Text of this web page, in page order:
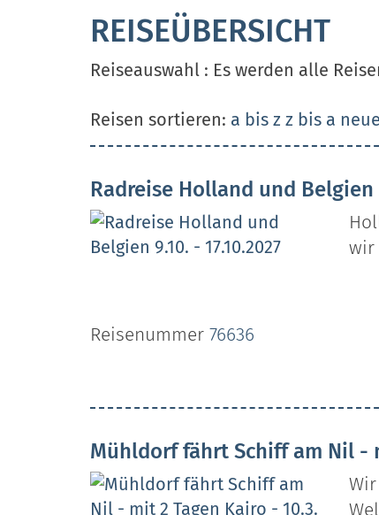
REISEÜBERSICHT
Reiseauswahl : Es werden alle
Reisen sortieren: a bis z z bis a
Radreise Holland und Belgien
wir
Reisenummer 76636
Mühldorf fährt Schiff am Nil -